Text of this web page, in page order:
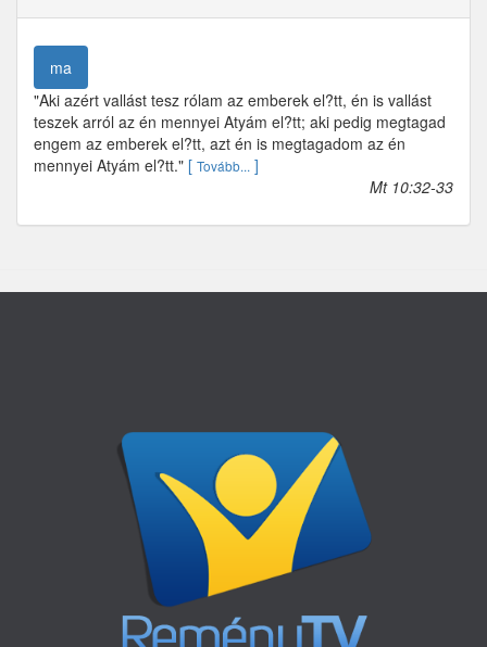
ma
"Aki azért vallást tesz rólam az emberek el?tt, én is vallást
teszek arról az én mennyei Atyám el?tt; aki pedig megtagad
engem az emberek el?tt, azt én is megtagadom az én
mennyei Atyám el?tt." [ Tovább... ]
Mt 10:32-33